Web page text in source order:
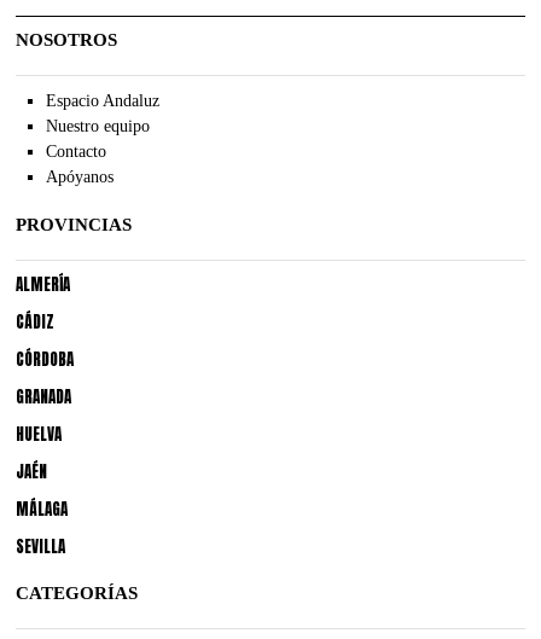
NOSOTROS
Espacio Andaluz
Nuestro equipo
Contacto
Apóyanos
PROVINCIAS
ALMERÍA
CÁDIZ
CÓRDOBA
GRANADA
HUELVA
JAÉN
MÁLAGA
SEVILLA
CATEGORÍAS